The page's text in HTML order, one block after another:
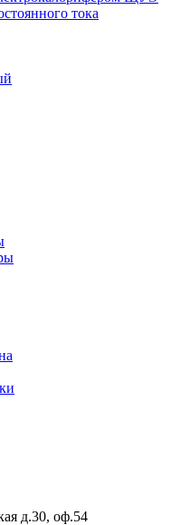
тока
д.30, оф.54